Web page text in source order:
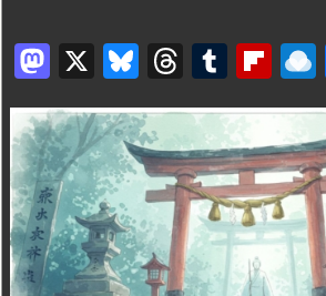
M
a
st
o
d
o
n
X
Bl
u
e
s
k
y
T
hr
e
a
d
s
T
u
m
bl
r
Fl
ip
o
ar
d